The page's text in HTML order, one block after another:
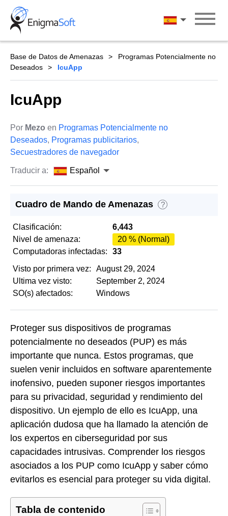
Skip
content
Español
Base de Datos de Amenazas
Programas Potencialmente no
Deseados
IcuApp
IcuApp
Por Mezo en Programas Potencialmente no
Deseados, Programas publicitarios,
Secuestradores de navegador
Traducir a: Español
Cuadro de Mando de Amenazas ?
Clasificación:
6,443
Nivel de amenaza:
20 % (Normal)
Computadoras infectadas:
33
Visto por primera vez:
August 29, 2024
Ultima vez visto:
September 2, 2024
SO(s) afectados:
Windows
Proteger sus dispositivos de programas
potencialmente no deseados (PUP) es más
importante que nunca. Estos programas, que
suelen venir incluidos en software aparentemente
inofensivo, pueden suponer riesgos importantes
para su privacidad, seguridad y rendimiento del
dispositivo. Un ejemplo de ello es IcuApp, una
aplicación dudosa que ha llamado la atención de
los expertos en ciberseguridad por sus
capacidades intrusivas. Comprender los riesgos
asociados a los PUP como IcuApp y saber cómo
evitarlos es esencial para proteger su vida digital.
Tabla de contenido